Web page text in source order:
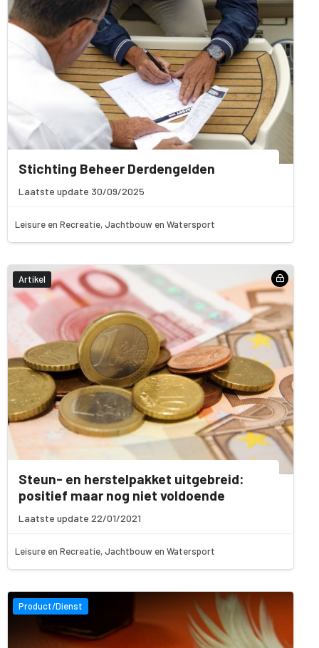
Stichting Beheer Derdengelden
Laatste update 30/09/2025
Leisure en Recreatie, Jachtbouw en Watersport
Artikel
Steun- en herstelpakket uitgebreid:
positief maar nog niet voldoende
Laatste update 22/01/2021
Leisure en Recreatie, Jachtbouw en Watersport
Product/Dienst